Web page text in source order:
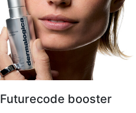
Futurecode booster